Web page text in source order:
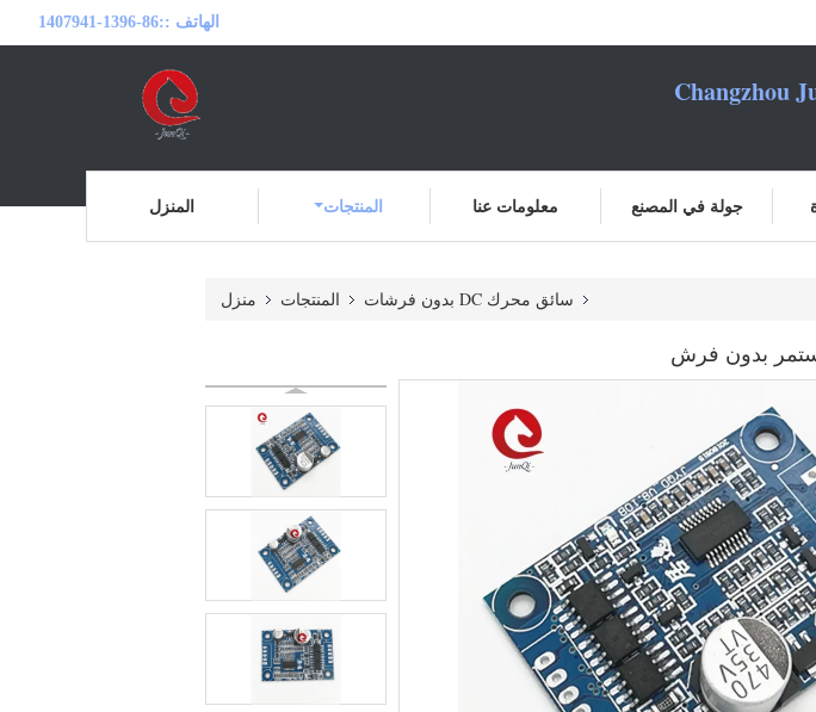
الهاتف ::86-1396-1407941
Changzhou
المنزل المنتجات معلومات عنا جولة في المصنع
منزل المنتجات سائق محرك DC بدون فرشات